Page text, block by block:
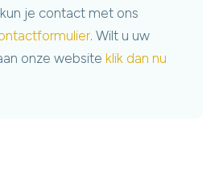
je contact met ons
. Wilt u uw
onze website klik dan nu